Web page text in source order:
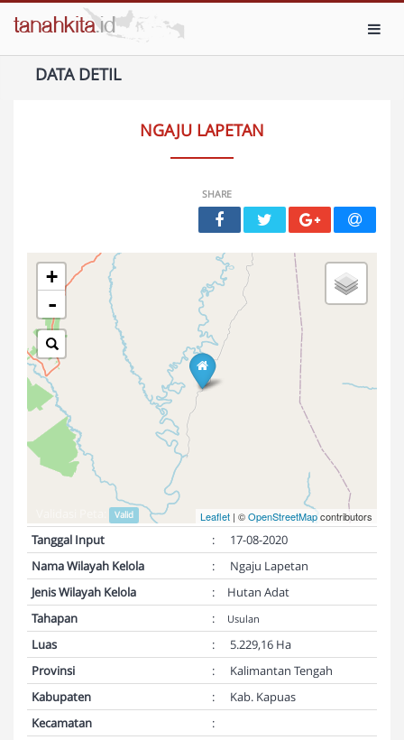
DATA DETIL
NGAJU LAPETAN
SHARE
+
-
Leaflet | ©OpenStreetMapcontributors
Valid
Tanggal Input :
17-08-2020
Nama Wilayah Kelola
:
Ngaju Lapetan
Jenis Wilayah Kelola
:
Hutan Adat
Tahapan
: Usulan
Luas :
5.229,16 Ha
Provinsi
:
Kalimantan Tengah
Kabupaten
:
Kab. Kapuas
Kecamatan
: